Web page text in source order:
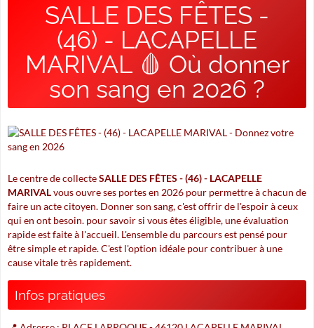
SALLE DES FÊTES -
(46) - LACAPELLE
MARIVAL 🩸 Où donner
son sang en 2026 ?
Le centre de collecteSALLE DES FÊTES - (46) - LACAPELLE
MARIVALvous ouvre ses portes en 2026 pour permettre à chacun de
faire un acte citoyen. Donner son sang, c'est offrir de l'espoir à ceux
qui en ont besoin. pour savoir si vous êtes éligible, une évaluation
rapide est faite à l'accueil. L'ensemble du parcours est pensé pour
être simple et rapide. C'est l'option idéale pour contribuer à une
cause vitale très rapidement.
Infos pratiques